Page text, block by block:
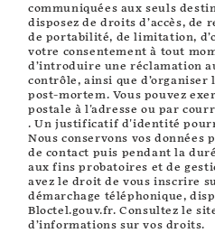
communiquées aux seuls
disposez de droits d’accès, de
de portabilité, de limitation,
votre consentement à tout
d’introduire une réclamation
contrôle, ainsi que d’organiser
post-mortem. Vous pouvez
postale à l'adresse ou par
. Un justificatif d'identité
Nous conservons vos données
de contact puis pendant la
aux fins probatoires et de
avez le droit de vous inscrire
démarchage téléphonique,
Bloctel.gouv.fr. Consultez le
d’informations sur vos droits.